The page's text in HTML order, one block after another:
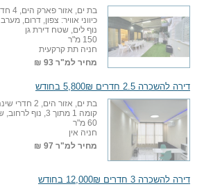
בת ים, אזור פארק הים, 4 חדרי שינה + סלון
כיווני אוויר: צפון, דרום, מערב
נוף לים, שטח דירת גן
150 מ"ר
חניה תת קרקעית
מחיר למ"ר 93 ₪
דירה להשכרה 2.5 חדרים 5,800₪ בחודש
בת ים, אזור הים, 2 חדרי שינה + סלון
קומה 1 מתוך 3, נוף לרחוב, שטח דירה
60 מ"ר
חניה אין
מחיר למ"ר 97 ₪
דירה להשכרה 3 חדרים 12,000₪ בחודש